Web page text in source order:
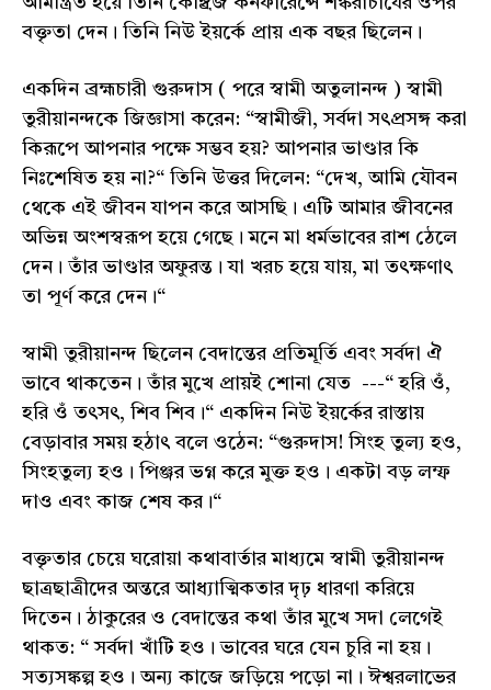
বক্তৃতা দেন। তিনি নিউ ইয়র্কে প্রায় এক বছর ছিলেন।
একদিন ব্রহ্মচারী গুরুদাস ( পরে স্বামী অতুলানন্দ ) স্বামী
তুরীয়ানন্দকে জিজ্ঞাসা করেন: “স্বামীজী, সর্বদা সৎপ্রসঙ্গ করা
কিরূপে আপনার পক্ষে সম্ভব হয়? আপনার ভাণ্ডার কি
নিঃশেষিত হয় না?“ তিনি উত্তর দিলেন: “দেখ, আমি যৌবন
থেকে এই জীবন যাপন করে আসছি। এটি আমার জীবনের
অভিন্ন অংশস্বরূপ হয়ে গেছে। মনে মা ধর্মভাবের রাশ ঠেলে
দেন। তাঁর ভাণ্ডার অফুরন্ত। যা খরচ হয়ে যায়, মা তৎক্ষণাৎ
তা পূর্ণ করে দেন।“
স্বামী তুরীয়ানন্দ ছিলেন বেদান্তের প্রতিমূর্তি এবং সর্বদা ঐ
ভাবে থাকতেন। তাঁর মুখে প্রায়ই শোনা যেত ---“ হরি ওঁ,
হরি ওঁ তৎসৎ, শিব শিব।“ একদিন নিউ ইয়র্কের রাস্তায়
বেড়াবার সময় হঠাৎ বলে ওঠেন: “গুরুদাস! সিংহ তুল্য হও,
সিংহতুল্য হও। পিঞ্জর ভগ্ন করে মুক্ত হও। একটা বড় লম্ফ
দাও এবং কাজ শেষ কর।“
বক্তৃতার চেয়ে ঘরোয়া কথাবার্তার মাধ্যমে স্বামী তুরীয়ানন্দ
ছাত্রছাত্রীদের অন্তরে আধ্যাত্মিকতার দৃঢ় ধারণা করিয়ে
দিতেন। ঠাকুরের ও বেদান্তের কথা তাঁর মুখে সদা লেগেই
থাকত: “ সর্বদা খাঁটি হও। ভাবের ঘরে যেন চুরি না হয়।
সত্যসঙ্কল্প হও। অন্য কাজে জড়িয়ে পড়ো না। ঈশ্বরলাভের